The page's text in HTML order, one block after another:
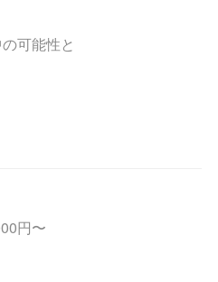
可能性と
円〜